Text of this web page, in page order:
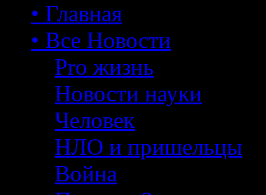
• Главная
• Все Новости
Pro жизнь
Новости науки
Человек
НЛО и пришельцы
Война